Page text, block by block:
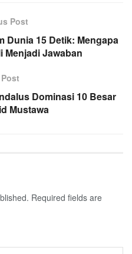
Post
Dunia 15 Detik: Mengapa
Menjadi Jawaban
Dominasi 10 Besar
Mustawa
Required fields are